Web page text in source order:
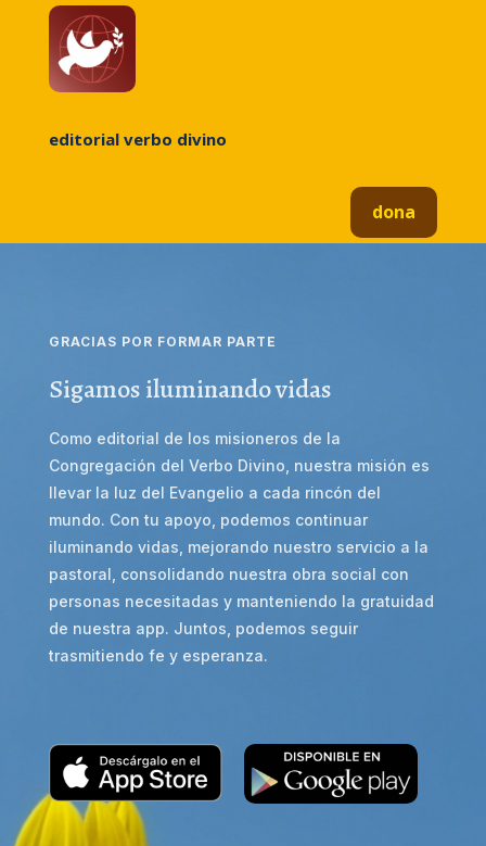
editorial verbo divino
dona
GRACIAS POR FORMAR PARTE
Sigamos iluminando vidas
Como editorial de los misioneros de la
Congregación del Verbo Divino, nuestra misión es
llevar la luz del Evangelio a cada rincón del
mundo. Con tu apoyo, podemos continuar
iluminando vidas, mejorando nuestro servicio a la
pastoral, consolidando nuestra obra social con
personas necesitadas y manteniendo la gratuidad
de nuestra app. Juntos, podemos seguir
trasmitiendo fe y esperanza.